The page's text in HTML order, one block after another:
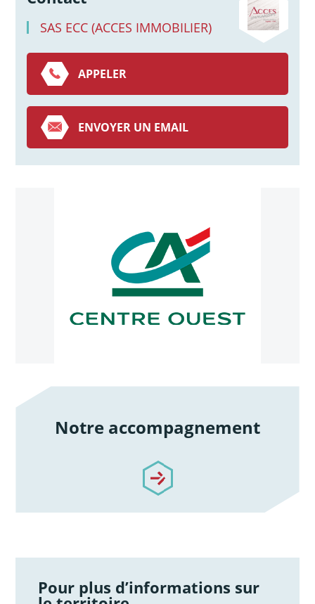
SAS ECC (ACCES IMMOBILIER)
APPELER
ENVOYER UN EMAIL
Notre accompagnement
/notre-accompagnement
Pour plus d’informations sur